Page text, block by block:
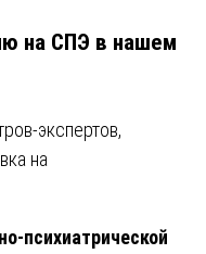
на СПЭ в нашем
экспертов,
на
психиатрической